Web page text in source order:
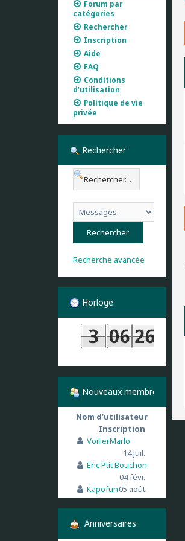
Forum par
catégories
Rechercher
Inscription
Aide
FAQ
Conditions
d’utilisation
Politique de vie
privée
Rechercher
Recherche avancée
Horloge
Nouveaux membres
Nom d’utilisateur
Inscription
VoilierMarlo
14 juil.
Eric Ptit Bouchon
04 févr.
Kapofun05 août
Anniversaires